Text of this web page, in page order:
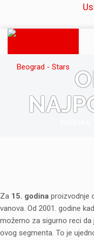
Za 15. godina proizvodnje
vanova. Od 2001. godine
možemo za sigurno reci da
ovog segmenta. To je